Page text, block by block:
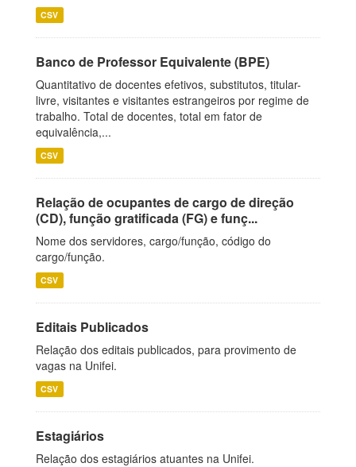
CSV
Banco de Professor Equivalente (BPE)
Quantitativo de docentes efetivos, substitutos, titular-
livre, visitantes e visitantes estrangeiros por regime de
trabalho. Total de docentes, total em fator de
equivalência,...
CSV
Relação de ocupantes de cargo de direção
(CD), função gratificada (FG) e funç...
Nome dos servidores, cargo/função, código do
cargo/função.
CSV
Editais Publicados
Relação dos editais publicados, para provimento de
vagas na Unifei.
CSV
Estagiários
Relação dos estagiários atuantes na Unifei.